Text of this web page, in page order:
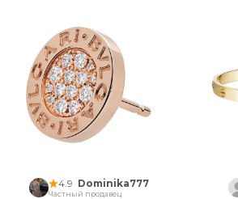
4.9 Dominika777
Частный продавец